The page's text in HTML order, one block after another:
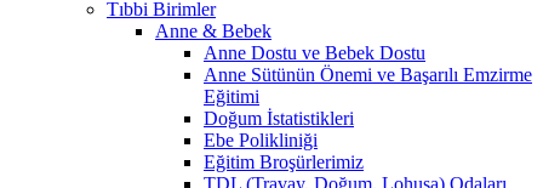
Tıbbi Birimler
Anne & Bebek
Anne Dostu ve Bebek Dostu
Anne Sütünün Önemi ve Başarılı Emzirme
Eğitimi
Doğum İstatistikleri
Ebe Polikliniği
Eğitim Broşürlerimiz
TDL (Travay, Doğum, Lohusa) Odaları